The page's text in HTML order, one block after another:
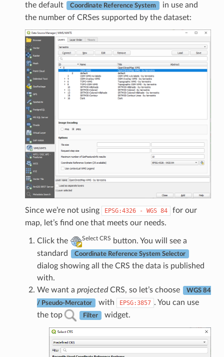
the default
Coordinate Reference System
in use and
the number of CRSes supported by the dataset:
Since we’re not using EPSG:4326 - WGS 84
for our
map, let’s find one that meets our needs.
Click the Select CRS button. You will see a
standard
Coordinate Reference System Selector
dialog showing all the CRS the data is published
with.
We want a projectedCRS, so let’s choose WGS 84
/ Pseudo-Mercator with EPSG:3857 . You can use
the top
Filter widget.